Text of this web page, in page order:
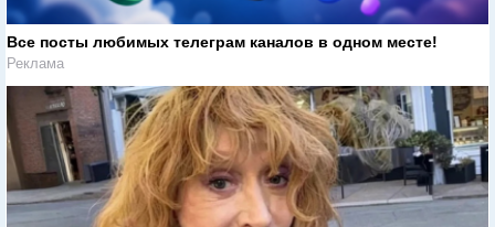
Все посты любимых телеграм каналов в одном месте!
Реклама